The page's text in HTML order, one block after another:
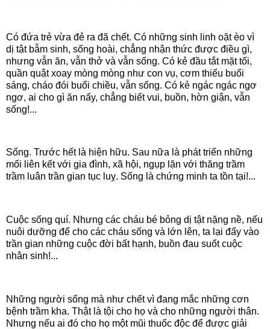
Có đứa trẻ vừa đẻ ra đã chết. Có những sinh linh oặt èo vì
dị tật bẫm sinh, sống hoài, chẳng nhận thức được điều gì,
nhưng vẫn ăn, vẫn thở và vẫn sống. Có kẻ đầu tắt mặt tối,
quần quật xoay mòng mòng như con vụ, cơm thiếu buổi
sáng, cháo đói buổi chiều, vẫn sống. Có kẻ ngác ngác ngơ
ngơ, ai cho gì ăn nấy, chẳng biết vui, buồn, hờn giận, vẫn
sống!...
Sống. Trước hết là hiện hữu. Sau nữa là phát triển những
mối liên kết với gia đình, xã hội, ngụp lặn với thăng trầm
trầm luân trần gian tục luỵ. Sống là chứng minh ta tồn tại!...
Cuộc sống quí. Nhưng các cháu bé bỏng dị tật nặng nề, nếu
nuôi dưỡng để cho các cháu sống và lớn lên, ta lại đẩy vào
trần gian những cuộc đời bất hạnh, buồn đau suốt cuộc
nhân sinh!...
Những người sống mà như chết vì đang mắc những cơn
bệnh trầm kha. Thật là tội cho họ và cho những người thân.
Nhưng nếu ai đó cho họ một mũi thuốc độc để được giải